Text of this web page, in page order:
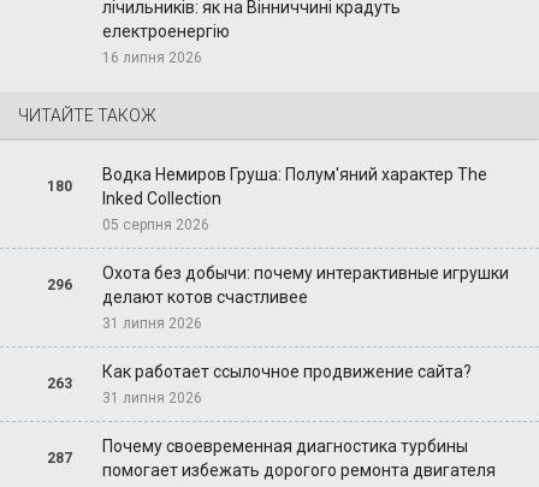
лічильників: як на Вінниччині крадуть
електроенергію
16 липня 2026
ЧИТАЙТЕ ТАКОЖ
180
Водка Немиров Груша: Полум'яний характер The
Inked Collection
05 серпня 2026
296
Охота без добычи: почему интерактивные игрушки
делают котов счастливее
31 липня 2026
263
Как работает ссылочное продвижение сайта?
31 липня 2026
287
Почему своевременная диагностика турбины
помогает избежать дорогого ремонта двигателя